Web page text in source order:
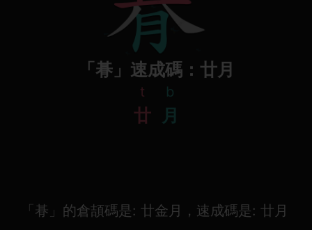
「朞」速成碼：廿月
t
廿
b
月
「朞」的倉頡碼是: 廿金月，速成碼是: 廿月